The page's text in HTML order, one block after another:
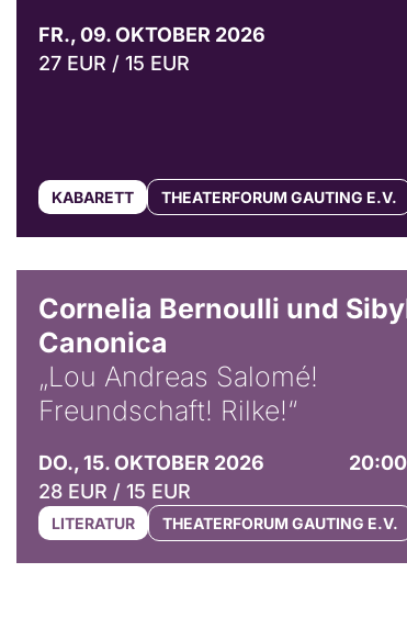
FR., 09. OKTOBER 2026
27 EUR / 15 EUR
KABARETT THEATERFORUM GAUTING E.V.
Cornelia Bernoulli und
Canonica
„Lou Andreas Salomé!
Freundschaft! Rilke!“
DO., 15. OKTOBER 2026
20:00
28 EUR / 15 EUR
LITERATUR THEATERFORUM GAUTING E.V.